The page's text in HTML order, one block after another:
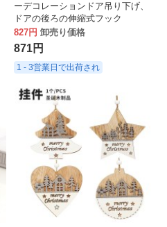
ーデコレーションドア吊り下げ、
ドアの後ろの伸縮式フック
827円 卸売り価格
871円
1 - 3営業日で出荷され